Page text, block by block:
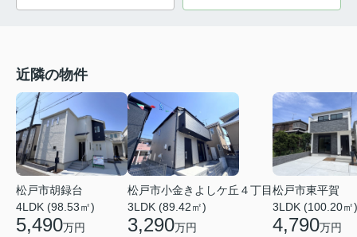
近隣の物件
松戸市胡録台
4LDK (98.53㎡)
5,490万円
松戸市小金きよしケ丘４丁目
3LDK (89.42㎡)
3,290万円
松戸市東平賀
3LDK (100.20㎡)
4,790万円